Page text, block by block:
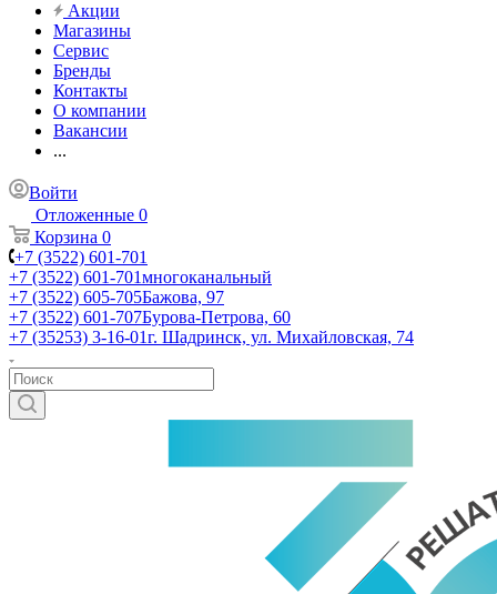
Акции
Магазины
Сервис
Бренды
Контакты
О компании
Вакансии
...
Войти
Отложенные 0
Корзина 0
+7 (3522) 601-701
+7 (3522) 601-701многоканальный
+7 (3522) 605-705Бажова, 97
+7 (3522) 601-707Бурова-Петрова, 60
+7 (35253) 3-16-01г. Шадринск, ул. Михайловская, 74